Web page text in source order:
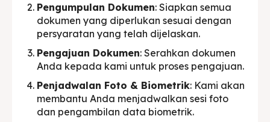
Pengumpulan Dokumen: Siapkan semua
dokumen yang diperlukan sesuai dengan
persyaratan yang telah dijelaskan.
Pengajuan Dokumen: Serahkan dokumen
Anda kepada kami untuk proses pengajuan.
Penjadwalan Foto & Biometrik: Kami akan
membantu Anda menjadwalkan sesi foto
dan pengambilan data biometrik.